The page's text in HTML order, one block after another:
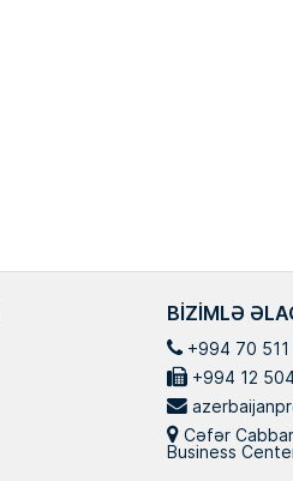
BIZIMLƏ
+994 70
+994 12
Cəfər
Business